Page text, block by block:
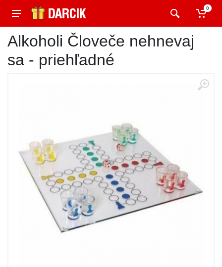
0
Alkoholi Človeče nehnevaj
sa - priehľadné